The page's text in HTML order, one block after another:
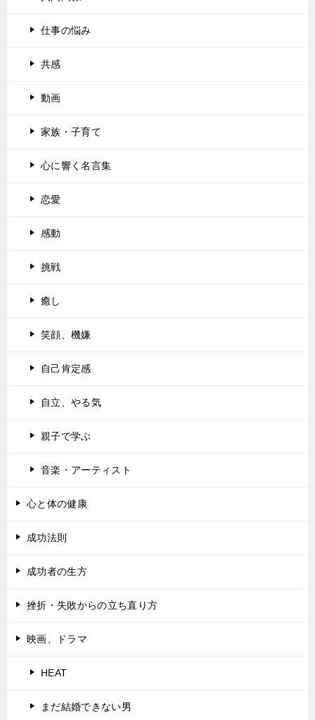
仕事の悩み
共感
動画
家族・子育て
心に響く名言集
恋愛
感動
挑戦
癒し
笑顔、機嫌
自己肯定感
自立、やる気
親子で学ぶ
音楽・アーティスト
心と体の健康
成功法則
成功者の生方
挫折・失敗からの立ち直り方
映画、ドラマ
HEAT
まだ結婚できない男